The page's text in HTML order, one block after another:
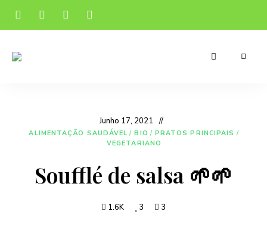
Junho 17, 2021
ALIMENTAÇÃO SAUDÁVEL / BIO / PRATOS PRINCIPAIS /
VEGETARIANO
Soufflé de salsa 🌱🌱
1.6K 3 3